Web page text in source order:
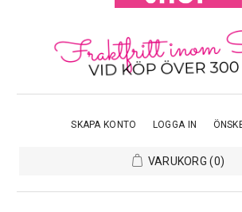
SKAPA KONTO LOGGA IN
VARUKORG (0)